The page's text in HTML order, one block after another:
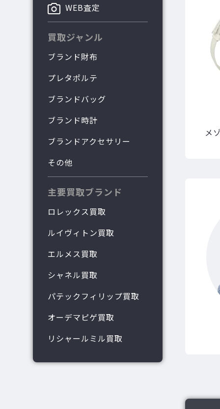
WEB査定
買取ジャンル
ブランド財布
プレタポルテ
ブランドバッグ
ブランド時計
ブランドアクセサリー
その他
主要買取ブランド
ロレックス買取
ルイヴィトン買取
エルメス買取
シャネル買取
パテックフィリップ買取
オーデマピゲ買取
リシャールミル買取
メ